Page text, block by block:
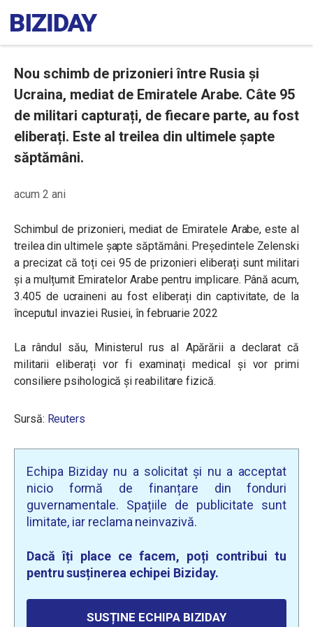
Nou schimb de prizonieri între Rusia și
Ucraina, mediat de Emiratele Arabe. Câte 95
de militari capturați, de fiecare parte, au fost
eliberați. Este al treilea din ultimele șapte
săptămâni.
acum 2 ani
Schimbul de prizonieri, mediat de Emiratele Arabe, este al
treilea din ultimele șapte săptămâni. Președintele Zelenski
a precizat că toți cei 95 de prizonieri eliberați sunt militari
și a mulțumit Emiratelor Arabe pentru implicare. Până acum,
3.405 de ucraineni au fost eliberați din captivitate, de la
începutul invaziei Rusiei, în februarie 2022
La rândul său, Ministerul rus al Apărării a declarat că
militarii eliberați vor fi examinați medical și vor primi
consiliere psihologică și reabilitare fizică.
Sursă: Reuters
Echipa Biziday nu a solicitat și nu a acceptat
nicio formă de finanțare din fonduri
guvernamentale. Spațiile de publicitate sunt
limitate, iar reclama neinvazivă.
Dacă îți place ce facem, poți contribui tu
pentru susținerea echipei Biziday.
SUSȚINE ECHIPA BIZIDAY